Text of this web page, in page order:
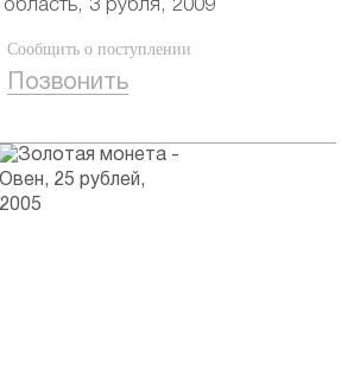
3 рубля, 2009
Сообщить о поступлении
Позвонить